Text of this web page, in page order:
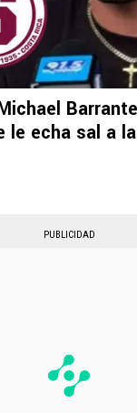
le echa sal a
PUBLICIDAD